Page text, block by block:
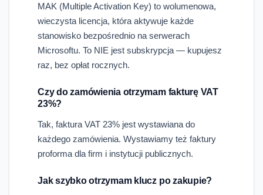
MAK (Multiple Activation Key) to wolumenowa,
wieczysta licencja, która aktywuje każde
stanowisko bezpośrednio na serwerach
Microsoftu. To NIE jest subskrypcja — kupujesz
raz, bez opłat rocznych.
Czy do zamówienia otrzymam fakturę VAT
23%?
Tak, faktura VAT 23% jest wystawiana do
każdego zamówienia. Wystawiamy też faktury
proforma dla firm i instytucji publicznych.
Jak szybko otrzymam klucz po zakupie?